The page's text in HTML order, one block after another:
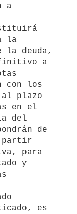
a
la
la deuda,
a
con los
al plazo
en el
del
de
partir
para
y
es